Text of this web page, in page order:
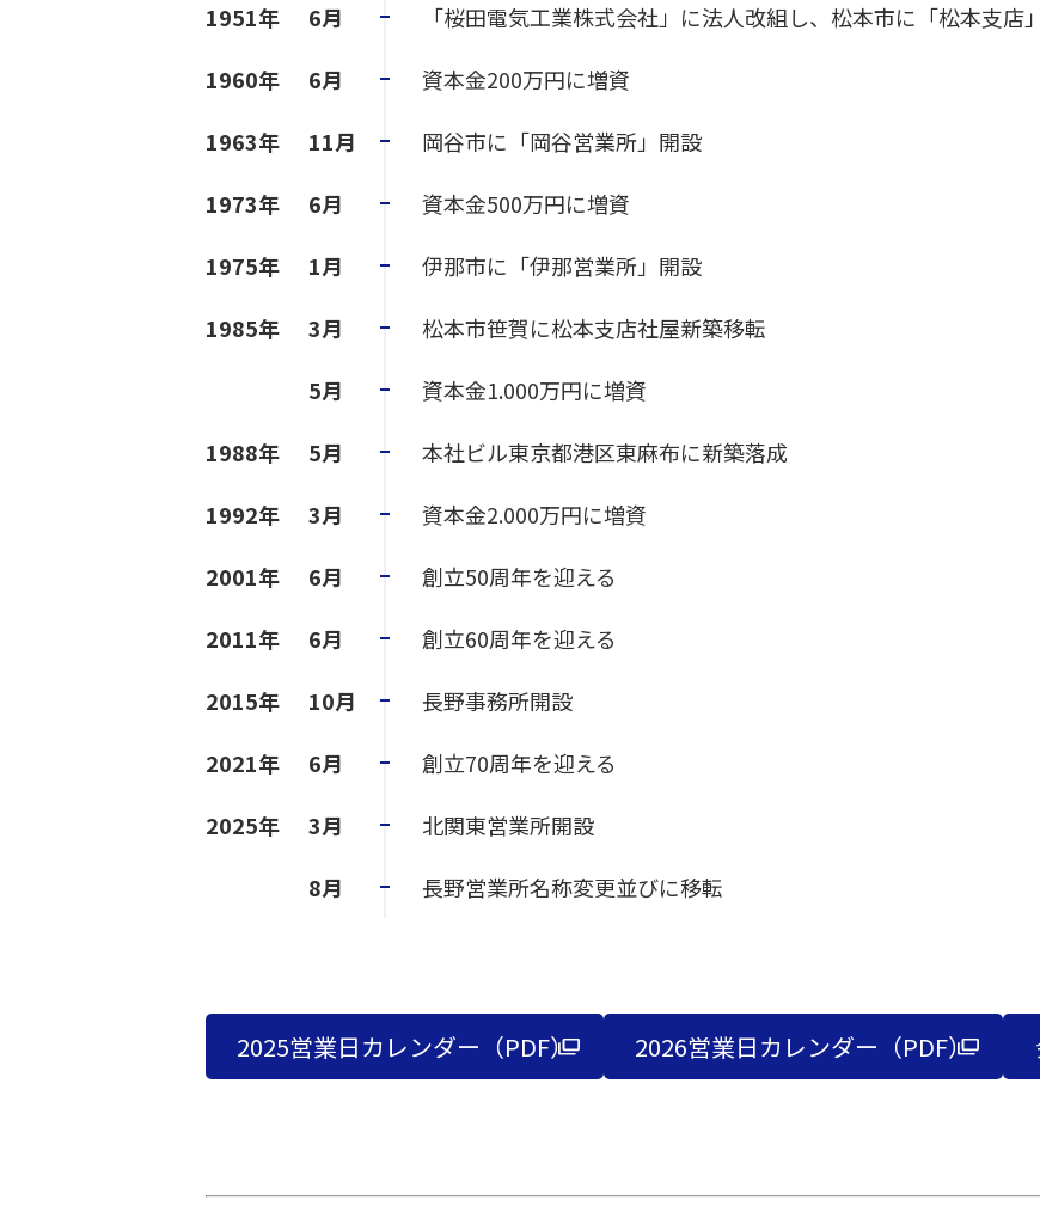
1951年
6月
「桜田電気工業株式会社」に法人改組し、松本市に「松本支店
1960年
6月
資本金200万円に増資
1963年
11月
岡谷市に「岡谷営業所」開設
1973年
6月
資本金500万円に増資
1975年
1月
伊那市に「伊那営業所」開設
1985年
3月
松本市笹賀に松本支店社屋新築移転
5月
資本金1.000万円に増資
1988年
5月
本社ビル東京都港区東麻布に新築落成
1992年
3月
資本金2.000万円に増資
2001年
6月
創立50周年を迎える
2011年
6月
創立60周年を迎える
2015年
10月
長野事務所開設
2021年
6月
創立70周年を迎える
2025年
3月
北関東営業所開設
8月
長野営業所名称変更並びに移転
2025営業日カレンダー（PDF） 2026営業日カレンダー（PDF）